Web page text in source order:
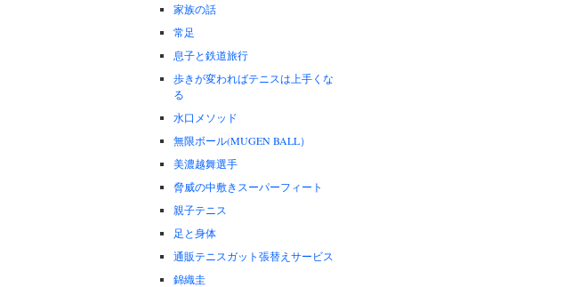
家族の話
常足
息子と鉄道旅行
歩きが変わればテニスは上手くな
る
水口メソッド
無限ボール(MUGEN BALL）
美濃越舞選手
脅威の中敷きスーパーフィート
親子テニス
足と身体
通販テニスガット張替えサービス
錦織圭